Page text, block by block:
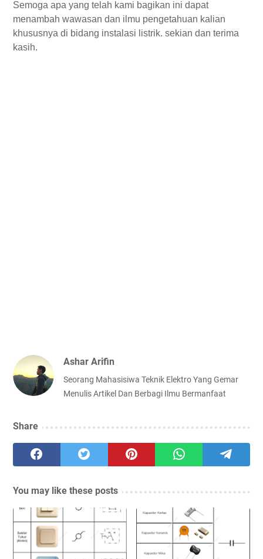
Semoga apa yang telah kami bagikan ini dapat
menambah wawasan dan ilmu pengetahuan kalian
khususnya di bidang instalasi listrik. sekian dan terima
kasih.
Ashar Arifin
Seorang Mahasisiwa Teknik Elektro Yang Gemar
Menulis Artikel Dan Berbagi Ilmu Bermanfaat
Share
You may like these posts